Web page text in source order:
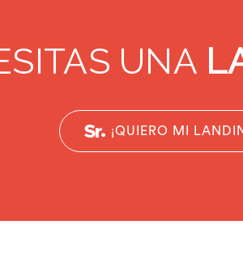
UNA
¡QUIERO MI